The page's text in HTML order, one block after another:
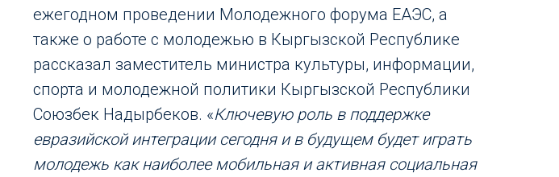
ежегодном проведении Молодежного форума ЕАЭС, а
также о работе с молодежью в Кыргызской Республике
рассказал заместитель министра культуры, информации,
спорта и молодежной политики Кыргызской Республики
Союзбек Надырбеков. «Ключевую роль в поддержке
евразийской интеграции сегодня и в будущем будет играть
молодежь как наиболее мобильная и активная социальная